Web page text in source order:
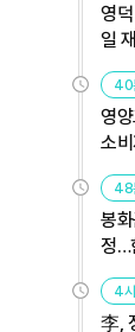
영
일
40
영
소
48
봉
정…
4
李,